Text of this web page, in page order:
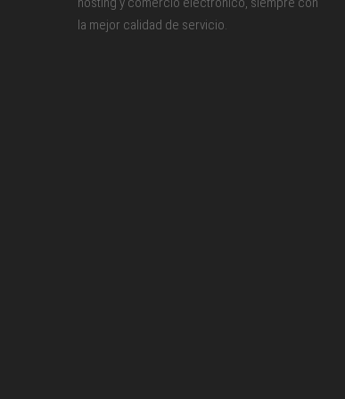
la mejor calidad de servicio.